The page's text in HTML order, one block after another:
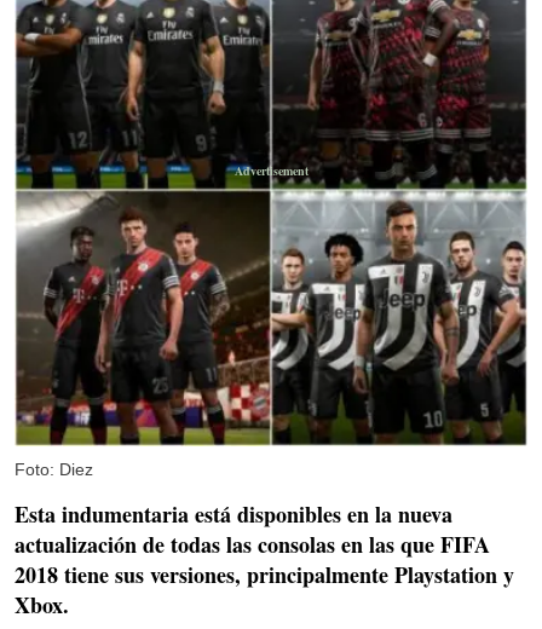
Foto: Diez
Estaindumentariaestá disponibles en la nueva
actualización de todas las consolas en las queFIFA
2018tiene sus versiones, principalmentePlaystationy
Xbox.